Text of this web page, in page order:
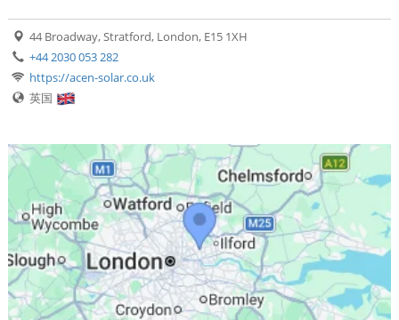
44 Broadway, Stratford, London, E15 1XH
+44 2030 053 282
https://acen-solar.co.uk
英国